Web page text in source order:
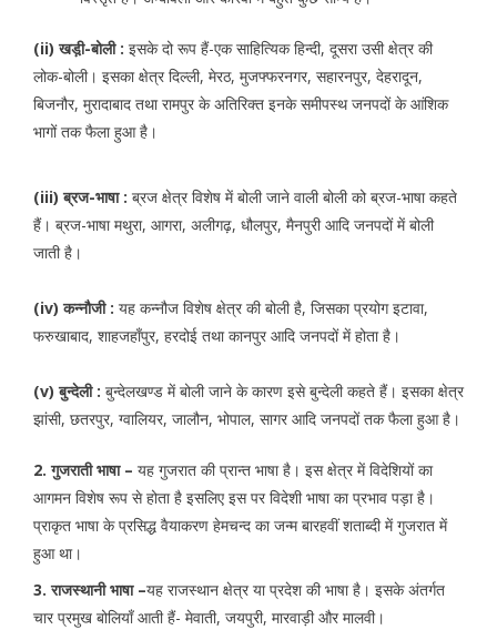
(ii) खड़ी़-बोली : इसके दो रूप हैं-एक साहित्यिक हिन्दी, दूसरा उसी क्षेत्र की
लोक-बोली। इसका क्षेत्र दिल्ली, मेरठ, मुजफ्फरनगर, सहारनपुर, देहरादून,
बिजनौर, मुरादाबाद तथा रामपुर के अतिरिक्त इनके समीपस्थ जनपदों के आंशिक
भागों तक फैला हुआ है।
(iii) ब्रज-भाषा : ब्रज क्षेत्र विशेष में बोली जाने वाली बोली को ब्रज-भाषा कहते
हैं। ब्रज-भाषा मथुरा, आगरा, अलीगढ़, धौलपुर, मैनपुरी आदि जनपदों में बोली
जाती है।
(iv) कन्नौजी : यह कन्नौज विशेष क्षेत्र की बोली है, जिसका प्रयोग इटावा,
फरुखाबाद, शाहजहाँपुर, हरदोई तथा कानपुर आदि जनपदों में होता है।
(v) बुन्देली : बुन्देलखण्ड में बोली जाने के कारण इसे बुन्देली कहते हैं। इसका क्षेत्र
झांसी, छतरपुर, ग्वालियर, जालौन, भोपाल, सागर आदि जनपदों तक फैला हुआ है।
2. गुजराती भाषा – यह गुजरात की प्रान्त भाषा है। इस क्षेत्र में विदेशियों का
आगमन विशेष रूप से होता है इसलिए इस पर विदेशी भाषा का प्रभाव पड़ा है।
प्राकृत भाषा के प्रसिद्ध वैयाकरण हेमचन्द का जन्म बारहवीं शताब्दी में गुजरात में
हुआ था।
3. राजस्थानी भाषा –यह राजस्थान क्षेत्र या प्रदेश की भाषा है। इसके अंतर्गत
चार प्रमुख बोलियाँ आती हैं- मेवाती, जयपुरी, मारवाड़ी और मालवी।